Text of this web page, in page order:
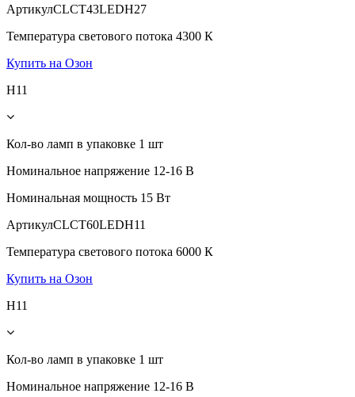
АртикулCLCT43LEDH27
Температура светового потока 4300 К
Купить на Озон
H11
Кол-во ламп в упаковке 1 шт
Номинальное напряжение 12-16 В
Номинальная мощность 15 Вт
АртикулCLCT60LEDH11
Температура светового потока 6000 К
Купить на Озон
H11
Кол-во ламп в упаковке 1 шт
Номинальное напряжение 12-16 В